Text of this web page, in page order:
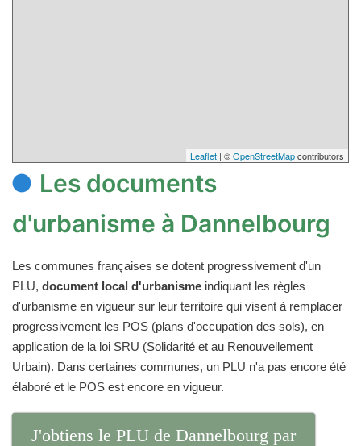
Leaflet | ©OpenStreetMapcontributors
Les documents
d'urbanisme à Dannelbourg
Les communes françaises se dotent progressivement d'un
PLU, document local d'urbanisme indiquant les règles
d'urbanisme en vigueur sur leur territoire qui visent à remplacer
progressivement les POS (plans d'occupation des sols), en
application de la loi SRU (Solidarité et au Renouvellement
Urbain). Dans certaines communes, un PLU n'a pas encore été
élaboré et le POS est encore en vigueur.
J'obtiens le PLU de Dannelbourg par